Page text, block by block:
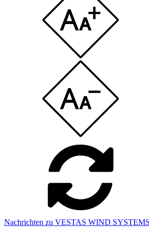
Nachrichten zu VESTAS WIND